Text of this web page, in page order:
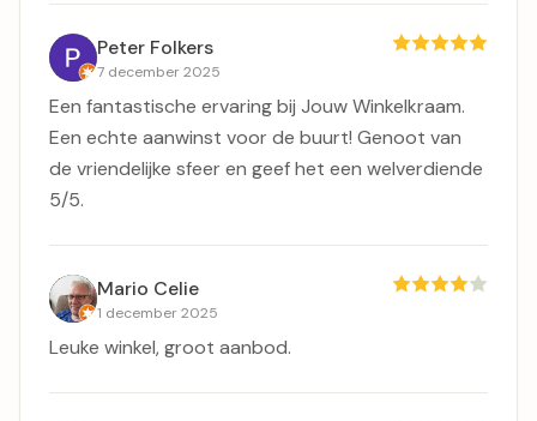
Peter Folkers
7 december 2025
Een fantastische ervaring bij Jouw Winkelkraam.
Een echte aanwinst voor de buurt! Genoot van
de vriendelijke sfeer en geef het een welverdiende
5/5.
Mario Celie
1 december 2025
Leuke winkel, groot aanbod.